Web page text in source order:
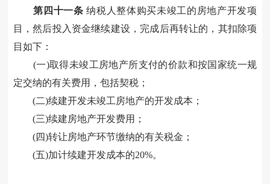
第 四十一条 纳税人整体购买未竣工的房地产开发项
目，然后投入资金继续建设，完成后再转让的，其扣除项
目如下：
(一)取得未竣工房地产所支付的价款和按国家统一规
定交纳的有关费用，包括契税；
(二)续建开发未竣工房地产的开发成本 ；
(三)续建房地产开发费用 ；
(四)转让房地产环节缴纳的有关税金 ；
(五)加计续建开发成本的20%。